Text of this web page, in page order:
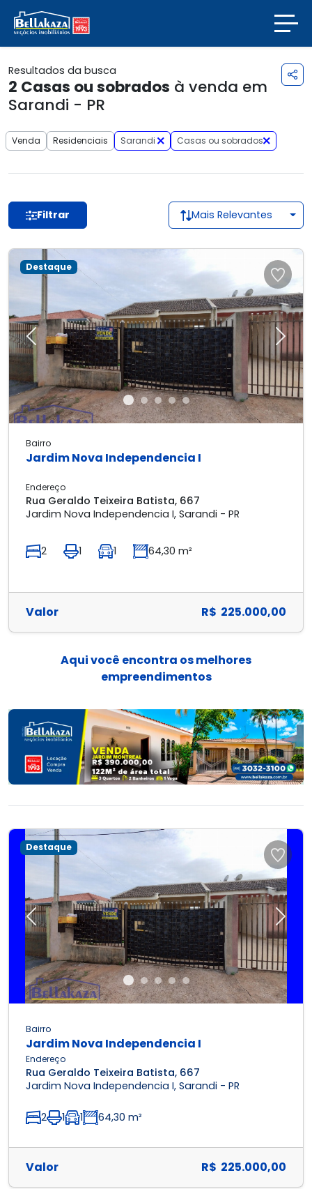
Resultados da busca
2 Casas ou sobrados à venda em
Sarandi - PR
Venda Residenciais Sarandi Casas ou sobrados
Filtrar Mais Relevantes
Previous Next
Destaque
Bairro
Jardim Nova Independencia I
Endereço
Rua Geraldo Teixeira Batista, 667
Jardim Nova Independencia I, Sarandi - PR
2 1 1 64,30 m²
Valor R$ 225.000,00
Aqui você encontra os melhores
empreendimentos
Previous Next
Destaque
Bairro
Jardim Nova Independencia I
Endereço
Rua Geraldo Teixeira Batista, 667
Jardim Nova Independencia I, Sarandi - PR
2 1 1 64,30 m²
Valor R$ 225.000,00